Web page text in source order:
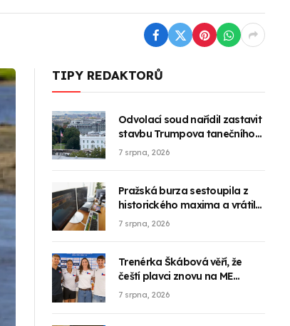
TIPY REDAKTORŮ
Odvolací soud nařídil zastavit
stavbu Trumpova tanečního
sálu Bílého domu
7 srpna, 2026
Pražská burza sestoupila z
historického maxima a vrátila
se pod 2800 bodů
7 srpna, 2026
Trenérka Škábová věří, že
čeští plavci znovu na ME
získají medaili
7 srpna, 2026